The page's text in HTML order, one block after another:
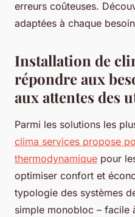
erreurs coûteuses.
adaptées à chaque
Installation de
répondre aux
aux attentes des
Parmi les solutions les
clima services propose
thermodynamique pour
optimiser confort et
typologie des systèmes
simple monobloc – facile